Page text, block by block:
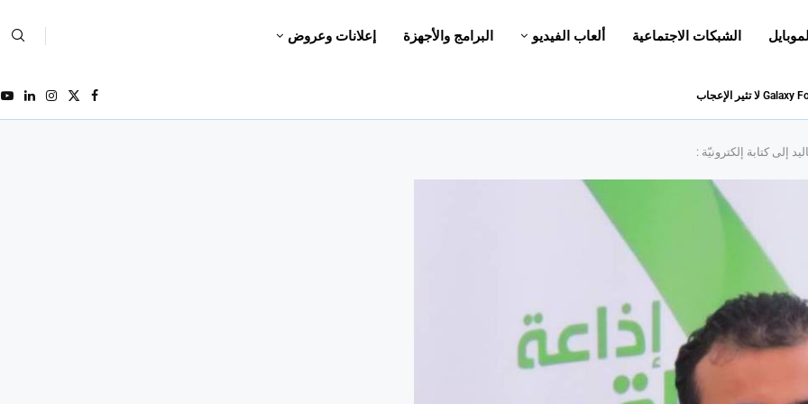
الموبايل الشبكات الاجتماعية ألعاب الفيديو البرامج والأجهزة إعلانات وعروض
إلى كتابة إلكترونيّة :